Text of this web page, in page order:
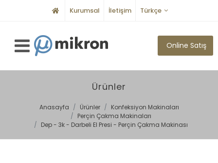
Kurumsal İletişim Türkçe
Online Satış
Ürünler
Anasayfa Ürünler
Konfeksiyon Makinaları
Perçin Çakma Makinaları
Dep - 3k - Darbeli El Presi - Perçin Çakma Makinası